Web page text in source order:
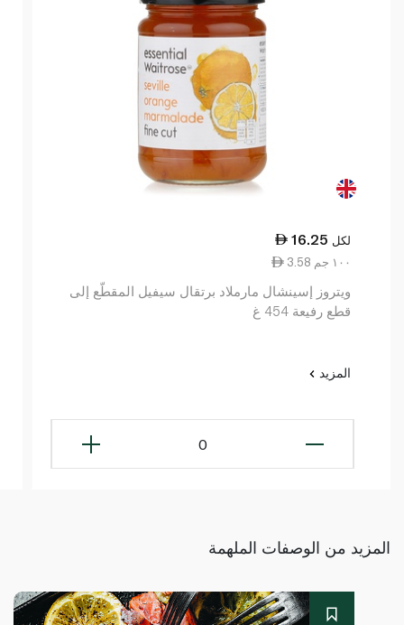
16.25 لكل
3.58 ١٠٠ جم
ويتروز إسينشال مارملاد برتقال سيفيل المقطّع إلى
قطع رفيعة 454 غ
المزيد
0
المزيد من الوصفات الملهمة